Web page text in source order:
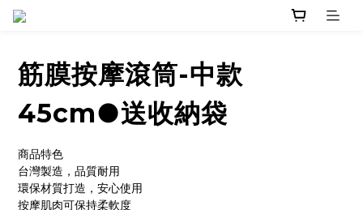
筋膜按摩滾筒-中款
45cm●送收納袋
商品特色
台灣製造，品質耐用
環保材質打造，安心使用
按摩肌肉可保持柔軟度